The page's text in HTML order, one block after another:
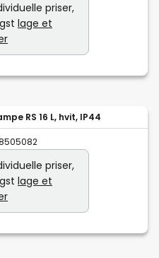
priser,
lage et
RS 16 L, hvit, IP44
priser,
lage et